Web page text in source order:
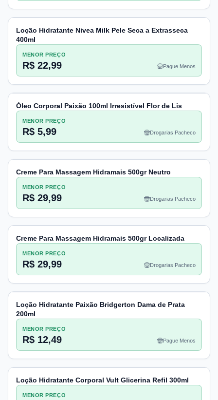
Loção Hidratante Nivea Milk Pele Seca a Extrasseca
400ml
MENOR PREÇO
R$ 22,99 Pague Menos
Óleo Corporal Paixão 100ml Irresistível Flor de Lis
MENOR PREÇO
R$ 5,99 Drogarias Pacheco
Creme Para Massagem Hidramais 500gr Neutro
MENOR PREÇO
R$ 29,99 Drogarias Pacheco
Creme Para Massagem Hidramais 500gr Localizada
MENOR PREÇO
R$ 29,99 Drogarias Pacheco
Loção Hidratante Paixão Bridgerton Dama de Prata
200ml
MENOR PREÇO
R$ 12,49 Pague Menos
Loção Hidratante Corporal Vult Glicerina Refil 300ml
MENOR PREÇO